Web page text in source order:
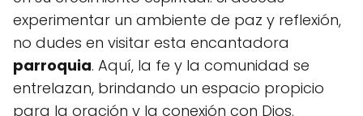
experimentar un ambiente de paz y reflexión,
no dudes en visitar esta encantadora
parroquia. Aquí, la fe y la comunidad se
entrelazan, brindando un espacio propicio
para la oración y la conexión con Dios.